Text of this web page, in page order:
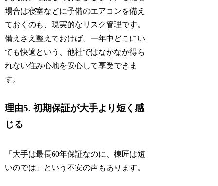
場合は寝室などに予備のエアコンを備え
ておくのも、現実的なリスク管理です。
備えさえ整えておけば、一年中どこにい
ても快適という、他社ではなかなか得ら
れない住み心地を安心して享受できま
す。
理由5. 初期保証が大手より短く感
じる
「大手は最長60年保証なのに、棟匠は短
いのでは」という不安の声もあります。